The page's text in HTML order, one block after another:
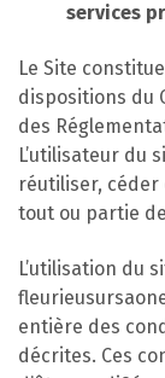
services
Le Site
dispositions du
des
L’utilisateur du
réutiliser,
tout ou partie
L’utilisation du
entière des
décrites. Ces